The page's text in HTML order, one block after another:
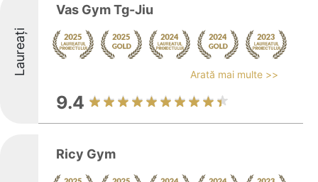
Laureați
Vas Gym Tg-Jiu
Arată mai multe >>
9.4
Ricy Gym